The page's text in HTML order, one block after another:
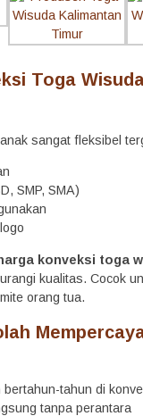
Toga
sangat fleksibel
SMP, SMA)
konveksi toga
kualitas. Cocok
orang tua.
tahun di
tanpa perantara